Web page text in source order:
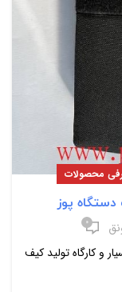
محصولات
پوز
۰
و کارگاه تولید کیف